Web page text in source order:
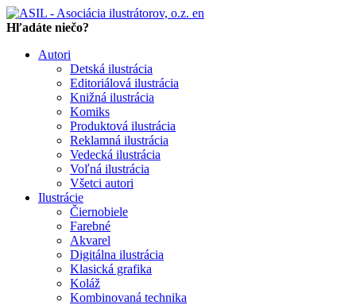
en
Hľadáte niečo?
Autori
Detská ilustrácia
Editoriálová ilustrácia
Knižná ilustrácia
Komiks
Produktová ilustrácia
Reklamná ilustrácia
Vedecká ilustrácia
Voľná ilustrácia
Všetci autori
Ilustrácie
Čiernobiele
Farebné
Akvarel
Digitálna ilustrácia
Klasická grafika
Koláž
Kombinovaná technika